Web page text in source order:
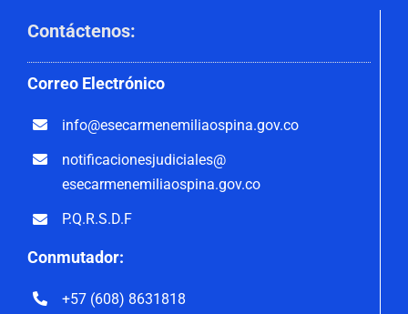
Contáctenos:
Correo Electrónico
info@esecarmenemiliaospina.gov.co
notificacionesjudiciales@
esecarmenemiliaospina.gov.co
P.Q.R.S.D.F
Conmutador:
+57 (608) 8631818